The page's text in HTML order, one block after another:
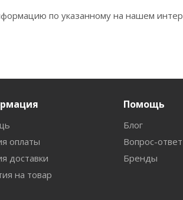
по указанному на нашем
оплаты
доставки
на товар
Помощь
Блог
Вопрос-ответ
Бренды